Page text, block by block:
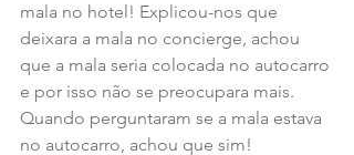
mala no hotel! Explicou-nos que
deixara a mala no concierge, achou
que a mala seria colocada no autocarro
e por isso não se preocupara mais.
Quando perguntaram se a mala estava
no autocarro, achou que sim!